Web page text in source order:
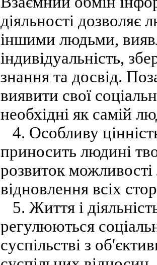
діяльності дозволяє
іншими людьми,
індивідуальність,
знання та досвід.
виявити свої
необхідні як самій
4. Особливу
приносить людині
розвиток можливості
відновлення всіх
5. Життя і
регулюються
суспільстві з